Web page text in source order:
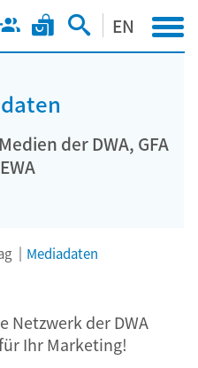
EN
der DWA, GFA
Mediadaten
Netzwerk der DWA
Ihr Marketing!